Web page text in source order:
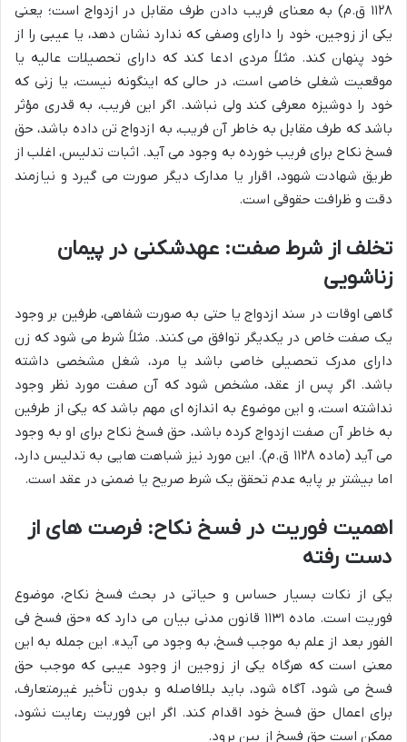
۱۱۲۸ ق.م) به معنای فریب دادن طرف مقابل در ازدواج است؛ یعنی
یکی از زوجین، خود را دارای وصفی که ندارد نشان دهد، یا عیبی را از
خود پنهان کند. مثلاً مردی ادعا کند که دارای تحصیلات عالیه یا
موقعیت شغلی خاصی است، در حالی که اینگونه نیست، یا زنی که
خود را دوشیزه معرفی کند ولی نباشد. اگر این فریب، به قدری مؤثر
باشد که طرف مقابل به خاطر آن فریب، به ازدواج تن داده باشد، حق
فسخ نکاح برای فریب خورده به وجود می آید. اثبات تدلیس، اغلب از
طریق شهادت شهود، اقرار یا مدارک دیگر صورت می گیرد و نیازمند
دقت و ظرافت حقوقی است.
تخلف از شرط صفت: عهدشکنی در پیمان
زناشویی
گاهی اوقات در سند ازدواج یا حتی به صورت شفاهی، طرفین بر وجود
یک صفت خاص در یکدیگر توافق می کنند. مثلاً شرط می شود که زن
دارای مدرک تحصیلی خاصی باشد یا مرد، شغل مشخصی داشته
باشد. اگر پس از عقد، مشخص شود که آن صفت مورد نظر وجود
نداشته است، و این موضوع به اندازه ای مهم باشد که یکی از طرفین
به خاطر آن صفت ازدواج کرده باشد، حق فسخ نکاح برای او به وجود
می آید (ماده ۱۱۲۸ ق.م). این مورد نیز شباهت هایی به تدلیس دارد،
اما بیشتر بر پایه عدم تحقق یک شرط صریح یا ضمنی در عقد است.
اهمیت فوریت در فسخ نکاح: فرصت های از
دست رفته
یکی از نکات بسیار حساس و حیاتی در بحث فسخ نکاح، موضوع
فوریت است. ماده ۱۱۳۱ قانون مدنی بیان می دارد که «حق فسخ فی
الفور بعد از علم به موجب فسخ، به وجود می آید». این جمله به این
معنی است که هرگاه یکی از زوجین از وجود عیبی که موجب حق
فسخ می شود، آگاه شود، باید بلافاصله و بدون تأخیر غیرمتعارف،
برای اعمال حق فسخ خود اقدام کند. اگر این فوریت رعایت نشود،
ممکن است حق فسخ از بین برود.